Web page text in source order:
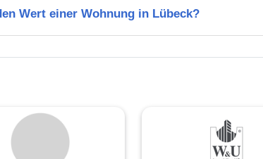
Wert einer Wohnung in Lübeck?